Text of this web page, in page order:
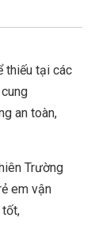
thiếu tại các
an toàn,
Trường
em vận